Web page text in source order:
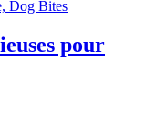
pour